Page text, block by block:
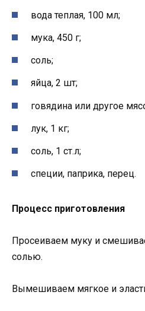
вода теплая, 100 мл;
мука, 450 г;
соль;
яйца, 2 шт;
говядина или другое
лук, 1 кг;
соль, 1 ст.л;
специи, паприка, перец.
Процесс приготовления
Просеиваем муку и
солью.
Вымешиваем мягкое и